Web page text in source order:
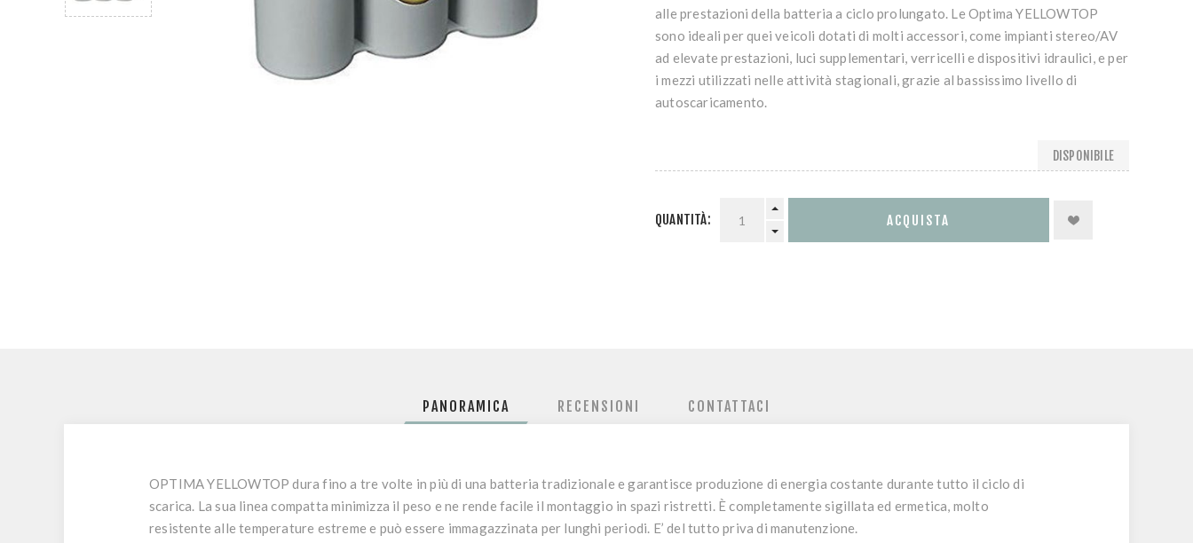
alle prestazioni della batteria a ciclo prolungato. Le Optima YELLOWTOP
sono ideali per quei veicoli dotati di molti accessori, come impianti stereo/AV
ad elevate prestazioni, luci supplementari, verricelli e dispositivi idraulici, e per
i mezzi utilizzati nelle attività stagionali, grazie al bassissimo livello di
autoscaricamento.
DISPONIBILE
QUANTITÀ:
PANORAMICA RECENSIONI CONTATTACI
OPTIMA YELLOWTOP dura fino a tre volte in più di una batteria tradizionale e garantisce produzione di energia costante durante tutto il ciclo di
scarica. La sua linea compatta minimizza il peso e ne rende facile il montaggio in spazi ristretti. È completamente sigillata ed ermetica, molto
resistente alle temperature estreme e può essere immagazzinata per lunghi periodi. E’ del tutto priva di manutenzione.